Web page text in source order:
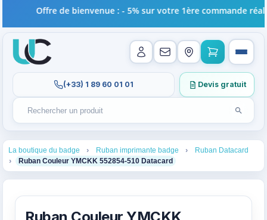
Rechercher un produit
Recherches récentes au focus. Tapez au moins 2
Lancer
(+33) 1 89 60 01 01 Devis gratuit
Offre de bienvenue : - 5% sur votre 1ère commande
La boutique du badge Ruban imprimante badge Ruban Datacard
Ruban Couleur YMCKK 552854-510 Datacard 4